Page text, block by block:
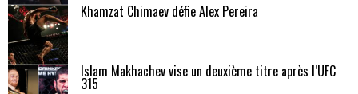
Khamzat Chimaev défie Alex Pereira
Islam Makhachev vise un deuxième titre après l’UFC
315